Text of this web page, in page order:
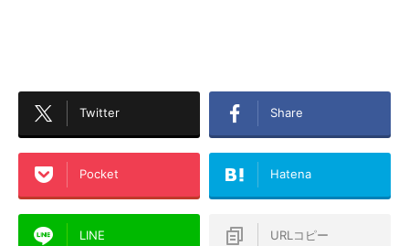
Twitter Share
Pocket Hatena
LINE URLコピー